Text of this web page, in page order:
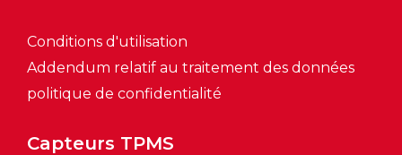
Capteurs TPMS
Conditions d'utilisation
Addendum relatif au traitement des données
politique de confidentialité